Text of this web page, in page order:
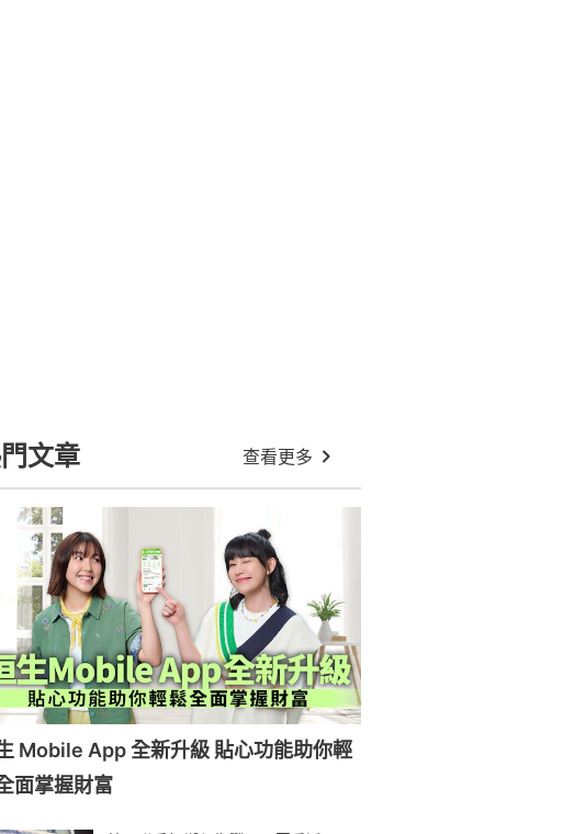
文章 查看更多
Mobile App 全新升級 貼心功能助你輕
面掌握財富